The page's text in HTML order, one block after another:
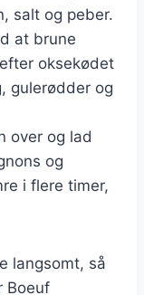
salt og peber.
at brune
oksekødet
gulerødder og
over og lad
og
i flere timer,
langsomt, så
Boeuf